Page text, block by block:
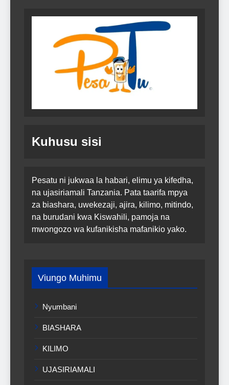
Kuhusu sisi
Pesatu ni jukwaa la habari, elimu ya kifedha,
na ujasiriamali Tanzania. Pata taarifa mpya
za biashara, uwekezaji, ajira, kilimo, mitindo,
na burudani kwa Kiswahili, pamoja na
mwongozo wa kufanikisha mafanikio yako.
Viungo Muhimu
Nyumbani
BIASHARA
KILIMO
UJASIRIAMALI